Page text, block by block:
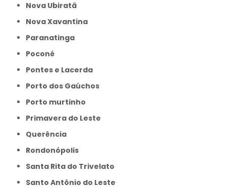
Nova Ubiratã
Nova Xavantina
Paranatinga
Poconé
Pontes e Lacerda
Porto dos Gaúchos
Porto murtinho
Primavera do Leste
Querência
Rondonópolis
Santa Rita do Trivelato
Santo Antônio do Leste